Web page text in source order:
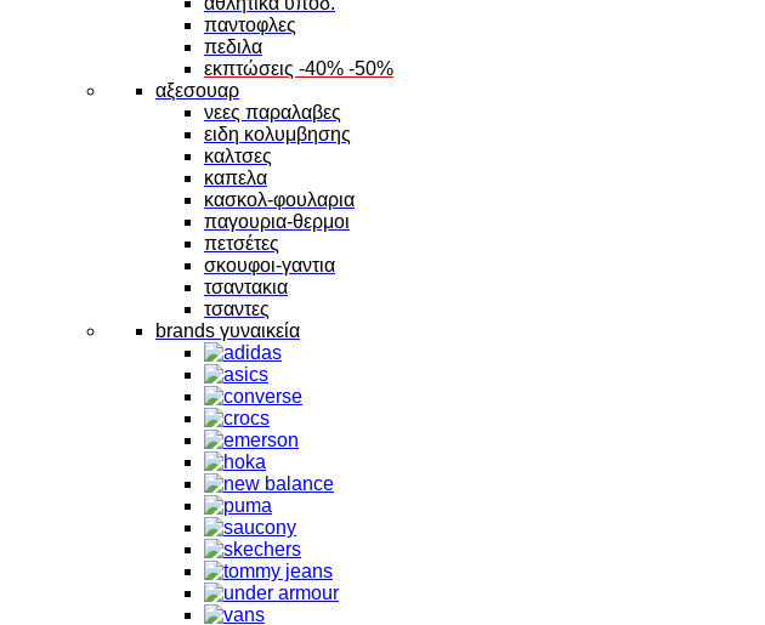
παντοφλες
πεδιλα
εκπτώσεις -40% -50%
αξεσουαρ
νεες παραλαβες
ειδη κολυμβησης
καλτσες
καπελα
κασκολ-φουλαρια
παγουρια-θερμοι
πετσέτες
σκουφοι-γαντια
τσαντακια
τσαντες
brands γυναικεία